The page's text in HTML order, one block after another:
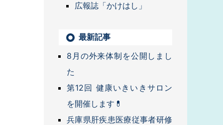
広報誌「かけはし」
最新記事
8月の外来体制を公開しまし
た
第12回 健康いきいきサロン
を開催します💊
兵庫県肝疾患医療従事者研修